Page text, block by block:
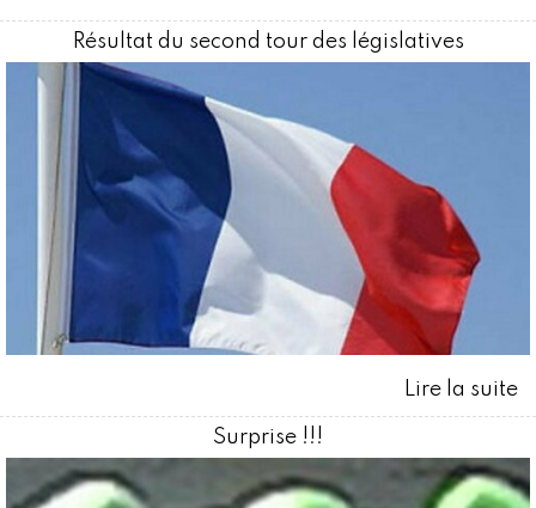
Résultat du second tour des législatives
Surprise !!!